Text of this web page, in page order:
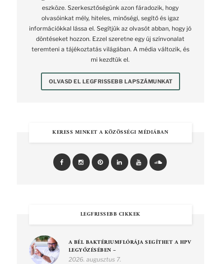
eszköze. Szerkesztőségünk azon fáradozik, hogy
olvasóinkat mély, hiteles, minőségi, segítő és igaz
információkkal lássa el. Segítjük az olvasót abban, hogy jó
döntéseket hozzon. Ezzel szeretne egy új színvonalat
teremteni a tájékoztatás világában. A média változik, és
mi kezdtük el.
OLVASD EL LEGFRISSEBB LAPSZÁMUNKAT
KERESS MINKET A KÖZÖSSÉGI MÉDIÁBAN
LEGFRISSEBB CIKKEK
A BÉL BAKTÉRIUMFLÓRÁJA SEGÍTHET A HPV
LEGYŐZÉSÉBEN –
2026. augusztus 7.